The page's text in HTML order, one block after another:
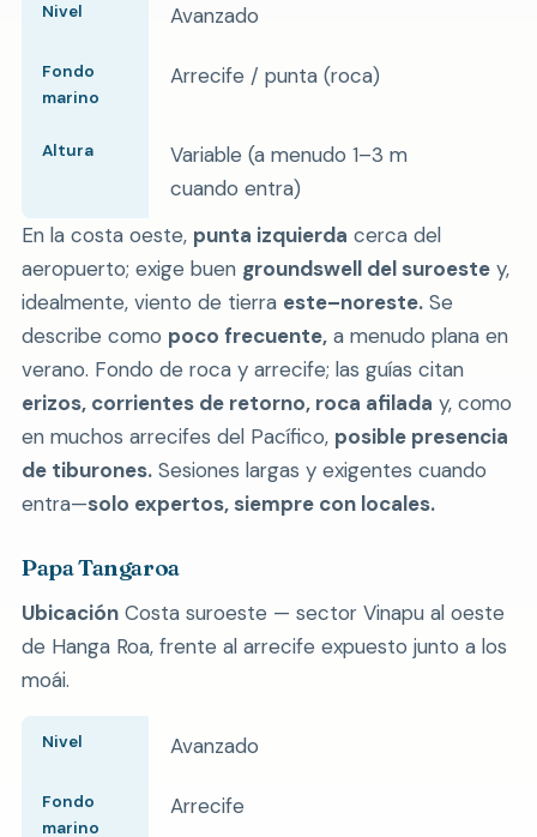
Nivel Avanzado
Fondo
marino
Arrecife / punta (roca)
Altura
Variable (a menudo 1–3 m
cuando entra)
En la costa oeste, punta izquierda cerca del
aeropuerto; exige buen groundswell del suroestey,
idealmente, viento de tierra este–noreste.Se
describe como poco frecuente,a menudo plana en
verano. Fondo de roca y arrecife; las guías citan
erizos, corrientes de retorno, roca afilada y, como
en muchos arrecifes del Pacífico, posible presencia
de tiburones.Sesiones largas y exigentes cuando
entra—solo expertos, siempre con locales.
Papa Tangaroa
UbicaciónCosta suroeste — sector Vinapu al oeste
de Hanga Roa, frente al arrecife expuesto junto a los
moái.
Nivel Avanzado
Fondo
marino
Arrecife